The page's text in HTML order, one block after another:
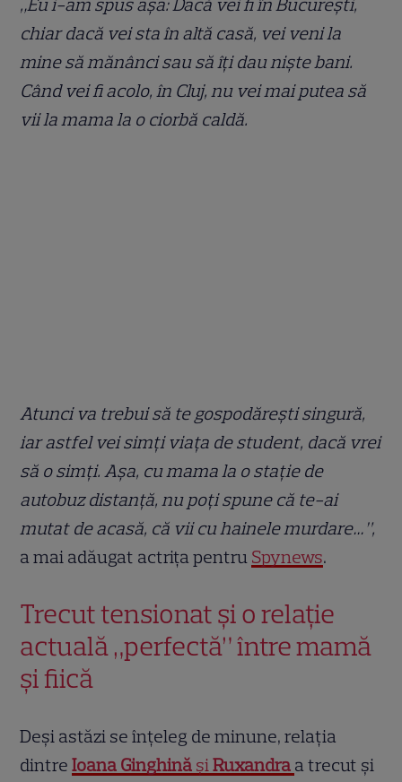
„Eu i-am spus așa: Dacă vei fi în București,
chiar dacă vei sta în altă casă, vei veni la
mine să mănânci sau să îți dau niște bani.
Când vei fi acolo, în Cluj, nu vei mai putea să
vii la mama la o ciorbă caldă.
Atunci va trebui să te gospodărești singură,
iar astfel vei simți viața de student, dacă vrei
să o simți. Așa, cu mama la o stație de
autobuz distanță, nu poți spune că te-ai
mutat de acasă, că vii cu hainele murdare…”,
a mai adăugat actrița pentru Spynews.
Trecut tensionat și o relație
actuală „perfectă” între mamă
și fiică
Deși astăzi se înțeleg de minune, relația
dintreIoana Ginghină șiRuxandra a trecut și